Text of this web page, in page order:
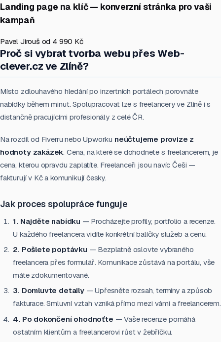
Landing page na klíč — konverzní stránka pro vaši
kampaň
Pavel Jirouš od 4 990 Kč
Proč si vybrat tvorba webu přes Web-
clever.cz ve Zlíně?
Místo zdlouhavého hledání po inzertních portálech porovnáte
nabídky během minut. Spolupracovat lze s freelancery ve Zlíně i s
distančně pracujícími profesionály z celé ČR.
Na rozdíl od Fiverru nebo Upworku neúčtujeme provize z
hodnoty zakázek. Cena, na které se dohodnete s freelancerem, je
cena, kterou opravdu zaplatíte. Freelanceři jsou navíc Češi —
fakturují v Kč a komunikují česky.
Jak proces spolupráce funguje
1. Najděte nabídku — Procházejte profily, portfolio a recenze.
U každého freelancera vidíte konkrétní balíčky služeb a cenu.
2. Pošlete poptávku — Bezplatně oslovte vybraného
freelancera přes formulář. Komunikace zůstává na portálu, vše
máte zdokumentované.
3. Domluvte detaily— Upřesněte rozsah, termíny a způsob
fakturace. Smluvní vztah vzniká přímo mezi vámi a freelancerem.
4. Po dokončení ohodnoťte — Vaše recenze pomáhá
ostatním klientům a freelancerovi růst v žebříčku.